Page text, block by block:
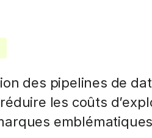
des pipelines de
les coûts